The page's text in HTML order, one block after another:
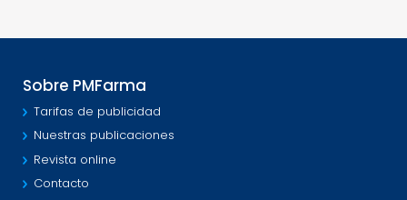
Sobre PMFarma
Tarifas de publicidad
Nuestras publicaciones
Revista online
Contacto